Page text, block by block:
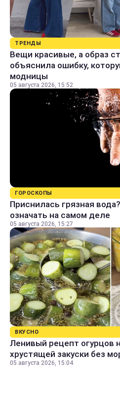
ТРЕНДЫ
Вещи красивые, а образ
объяснила ошибку,
модницы
05 августа 2026, 15:52
ГОРОСКОПЫ
Приснилась грязная
означать на самом деле
05 августа 2026, 15:27
ВКУСНО
Ленивый рецепт огурцов
хрустящей закуски без
05 августа 2026, 15:04